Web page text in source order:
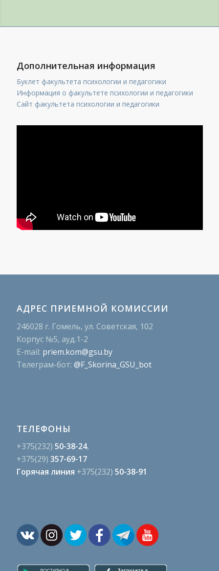
Дополнительная информация
Буклет факультета психологии и педагогики
Информация о факультете психологии и педагогики
Сайт факультета психологии и педагогики
АДРЕС ПРИЕМНОЙ КОМИССИИ
246028 г. Гомель, ул. Советская, 102
Корпус №5, ауд.1-2
E-mail: priem.kom@gsu.by
Телеграм-бот: @F_Skorina_GSU_bot
ТЕЛЕФОНЫ
+375(232) 50-38-24,
+375(29) 357-69-17
Горячая линия +375(232) 50-38-91